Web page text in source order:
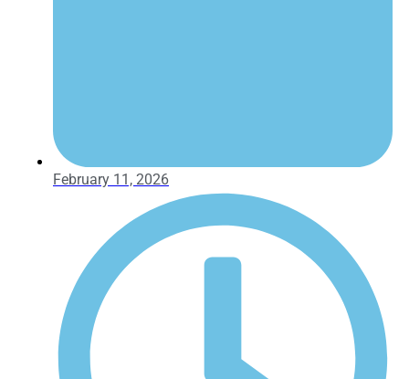
February 11, 2026